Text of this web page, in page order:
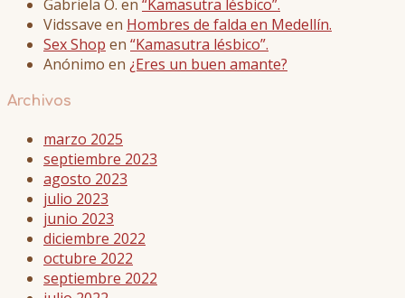
Gabriela O. en “Kamasutra lésbico”.
Vidssave en Hombres de falda en Medellín.
Sex Shop en “Kamasutra lésbico”.
Anónimo en ¿Eres un buen amante?
Archivos
marzo 2025
septiembre 2023
agosto 2023
julio 2023
junio 2023
diciembre 2022
octubre 2022
septiembre 2022